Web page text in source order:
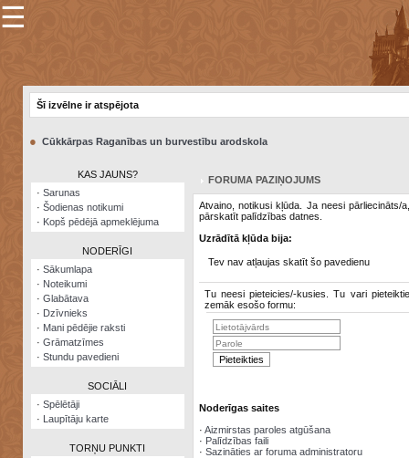
×
Šodienas
notikumi
Visatcera
almanahs
Arhīvs
☰
Šī izvēlne ir atspējota
● Cūkkārpas Raganības un burvestību arodskola
KAS JAUNS?
· Sarunas
· Šodienas notikumi
· Kopš pēdējā apmeklējuma
NODERĪGI
· Sākumlapa
· Noteikumi
· Glabātava
· Dzīvnieks
· Mani pēdējie raksti
· Grāmatzīmes
· Stundu pavedieni
SOCIĀLI
· Spēlētāji
· Laupītāju karte
TORŅU PUNKTI
FORUMA PAZIŅOJUMS
Atvaino, notikusi kļūda. Ja neesi pārliecināts/
pārskatīt palīdzības datnes.
Uzrādītā kļūda bija:
Tev nav atļaujas skatīt šo pavedienu
Tu neesi pieteicies/-kusies. Tu vari
zemāk esošo formu:
Noderīgas saites
· Aizmirstas paroles atgūšana
· Palīdzības faili
· Sazināties ar foruma administratoru